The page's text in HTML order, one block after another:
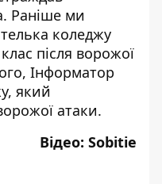
Раніше ми
коледжу
після ворожої
Інформатор
який
атаки.
Відео: Sobitie